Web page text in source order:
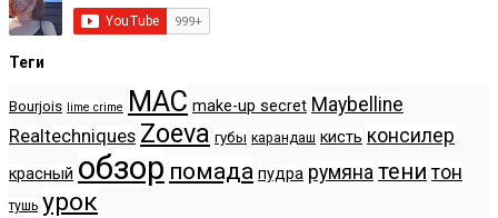
Теги
Bourjois lime crime MAC make-up secret Maybelline
Realtechniques Zoeva губы карандаш кисть консилер
красный обзор помада пудра румяна тени тон
тушь урок